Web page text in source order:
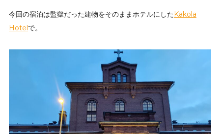
今回の宿泊は監獄だった建物をそのままホテルにした Kakola
Hotel で。